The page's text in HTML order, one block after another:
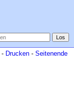
- Drucken - Seitenende